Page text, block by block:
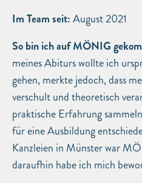
Im Team seit:August 2021
So bin ich auf MÖNIG
meines Abiturs wollte ich
gehen, merkte jedoch, dass
verschult und theoretisch
praktische Erfahrung
für eine Ausbildung
Kanzleien in Münster war
daraufhin habe ich mich